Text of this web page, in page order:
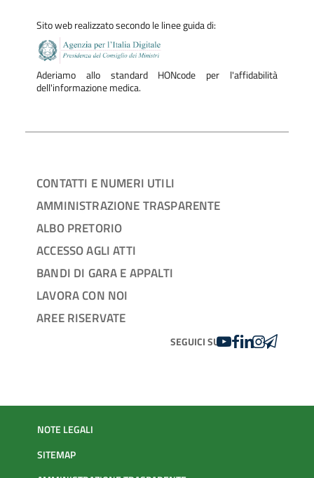
Sito web realizzato secondo le linee guida di:
Aderiamo allo standard HONcode per l'affidabilità
dell'informazione medica.
CONTATTI E NUMERI UTILI
AMMINISTRAZIONE TRASPARENTE
ALBO PRETORIO
ACCESSO AGLI ATTI
BANDI DI GARA E APPALTI
LAVORA CON NOI
AREE RISERVATE
SEGUICI SUYOUTUBE
FACEBOOK
LINKEDIN
INSTAGRAM
NOTE LEGALI
SITEMAP